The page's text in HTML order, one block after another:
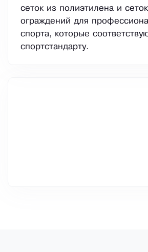
сеток из полиэтилена и
ограждений для
спорта, которые
спортстандарту.